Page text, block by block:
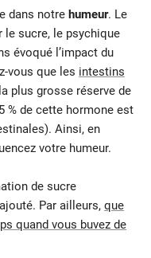
dans notre humeur. Le
le sucre, le psychique
évoqué l’impact du
vous que les intestins
plus grosse réserve de
% de cette hormone est
Ainsi, en
votre humeur.
de sucre
Par ailleurs, que
quand vous buvez de